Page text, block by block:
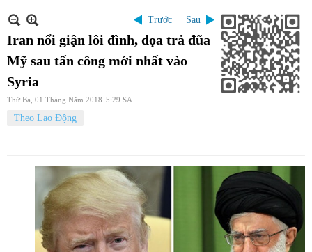
Trước Sau
Iran nổi giận lôi đình, dọa trả đũa
Mỹ sau tấn công mới nhất vào
Syria
Thứ Ba, 01 Tháng Năm 2018 5:29 SA
Theo Lao Động